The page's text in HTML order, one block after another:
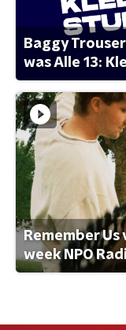
Baggy
was Alle 13:
Remember Us
week NPO